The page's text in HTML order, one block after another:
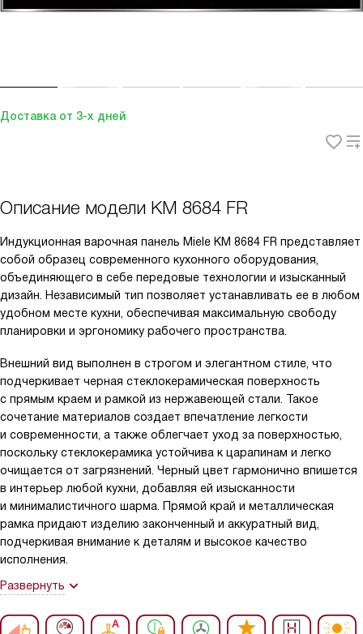
Доставка от 3-х дней
Описание модели KM 8684 FR
Индукционная варочная панель Miele KM 8684 FR представляет
собой образец современного кухонного оборудования,
объединяющего в себе передовые технологии и изысканный
дизайн. Независимый тип позволяет устанавливать ее в любом
удобном месте кухни, обеспечивая максимальную свободу
планировки и эргономику рабочего пространства.
Внешний вид выполнен в строгом и элегантном стиле, что
подчеркивает черная стеклокерамическая поверхность
с прямым краем и рамкой из нержавеющей стали. Такое
сочетание материалов создает впечатление легкости
и современности, а также облегчает уход за поверхностью,
поскольку стеклокерамика устойчива к царапинам и легко
очищается от загрязнений. Черный цвет гармонично впишется
в интерьер любой кухни, добавляя ей изысканности
и минималистичного шарма. Прямой край и металлическая
рамка придают изделию законченный и аккуратный вид,
подчеркивая внимание к деталям и высокое качество
исполнения.
Развернуть